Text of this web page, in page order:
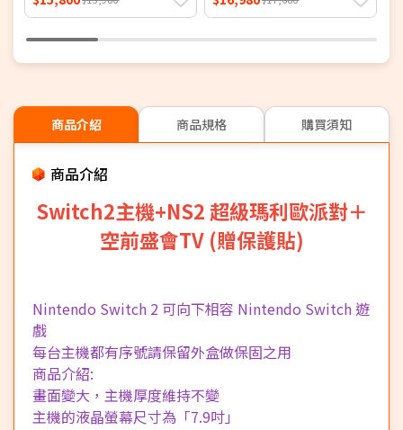
商品介紹 商品規格 購買須知
商品介紹
Switch2主機+NS2 超級瑪利歐派對＋
空前盛會TV (贈保護貼)
Nintendo Switch 2 可向下相容 Nintendo Switch 遊
戲
每台主機都有序號請保留外盒做保固之用
商品介紹:
畫面變大，主機厚度維持不變
主機的液晶螢幕尺寸為「7.9吋」